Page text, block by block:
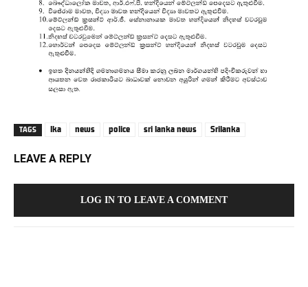
TAGS lka news police sri lanka news Srilanka
LEAVE A REPLY
LOG IN TO LEAVE A COMMENT